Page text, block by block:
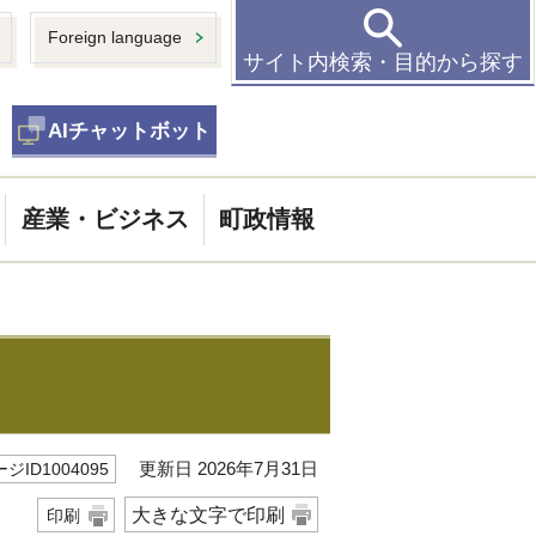
Foreign language
AIチャットボット
サイト内検索・目的から探す
産業・ビジネス 町政情報
ジID1004095 更新日 2026年7月31日
印刷 大きな文字で印刷